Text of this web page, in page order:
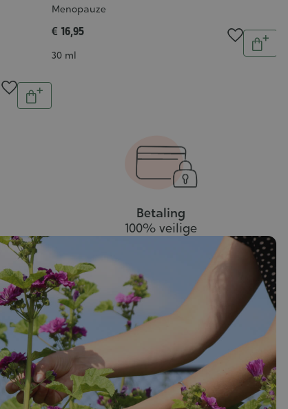
Aantal
In
Menopauze
€ 16,95
Inhoud
30 ml
Aantal
In
Betaling
100% veilige